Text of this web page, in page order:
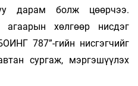
дарам болж цөөрчээ.
хөлгөөр нисдэг
787”-гийн нисгэгчийг
сургаж, мэргэшүүлэх